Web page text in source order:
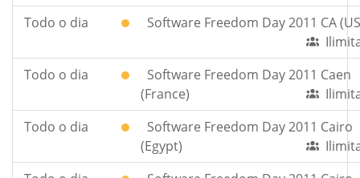
Todo o dia
Software Freedom Day 2011 CA
Todo o dia
Software Freedom Day 2011 Caen
(France)
Todo o dia
Software Freedom Day 2011 Cairo
(Egypt)